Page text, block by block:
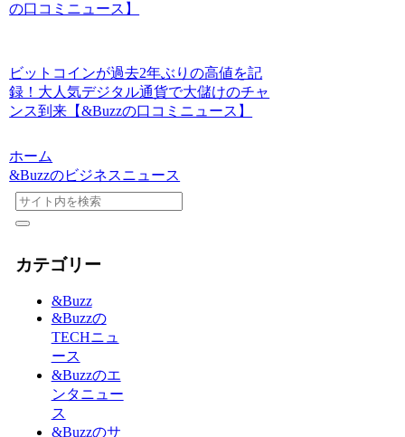
の口コミニュース】
ビットコインが過去2年ぶりの高値を記
録！大人気デジタル通貨で大儲けのチャ
ンス到来【&Buzzの口コミニュース】
ホーム
&Buzzのビジネスニュース
カテゴリー
&Buzz
&Buzzの
TECHニュ
ース
&Buzzのエ
ンタニュー
ス
&Buzzのサ